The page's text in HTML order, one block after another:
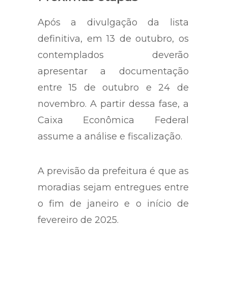
Após a divulgação da lista
definitiva, em 13 de outubro, os
contemplados deverão
apresentar a documentação
entre 15 de outubro e 24 de
novembro. A partir dessa fase, a
Caixa Econômica Federal
assume a análise e fiscalização.
A previsão da prefeitura é que as
moradias sejam entregues entre
o fim de janeiro e o início de
fevereiro de 2025.